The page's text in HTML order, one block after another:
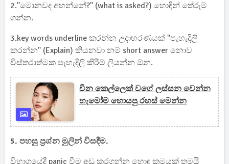
2.''මොනවද අහන්නේ?'' (what is asked?) හොඳින් තේරුම්
ගන්න.
3.key words underline කරන්න උදාහරණයක් "පැහැදිලි
කරන්න'' (Explain) කියනවා නම් short answer නොව
විස්තරාත්මක පැහැදිලි කිරීම් ලියන්න ඕන.
චීන කෙල්ලෙක් වගේ ලස්සන වෙන්න
හැමෝම හොයපු රහස් මෙන්න
5. පහසු ප්‍රශ්න මුලින් විසඳීම.
විභාගයේදී panic වීම අඩු කරගන්න හොඳ ක්‍රමයක් තමයි